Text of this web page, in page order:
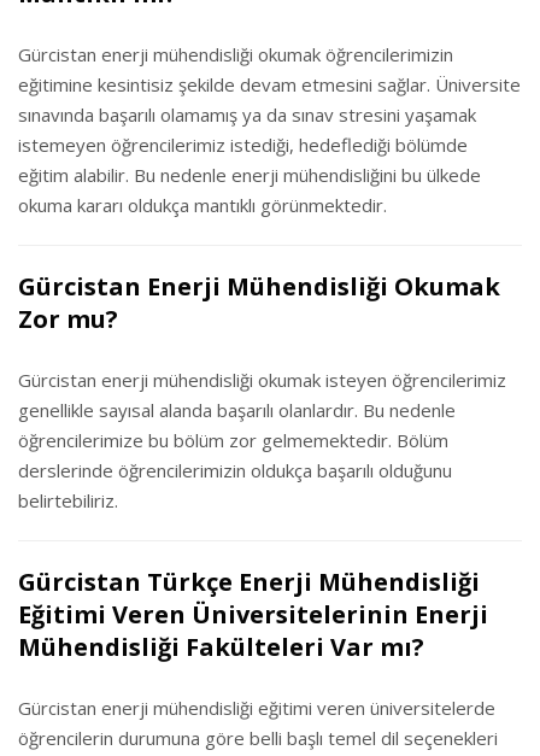
Gürcistan enerji mühendisliği okumak öğrencilerimizin
eğitimine kesintisiz şekilde devam etmesini sağlar. Üniversite
sınavında başarılı olamamış ya da sınav stresini yaşamak
istemeyen öğrencilerimiz istediği, hedeflediği bölümde
eğitim alabilir. Bu nedenle enerji mühendisliğini bu ülkede
okuma kararı oldukça mantıklı görünmektedir.
Gürcistan Enerji Mühendisliği Okumak
Zor mu?
Gürcistan enerji mühendisliği okumak isteyen öğrencilerimiz
genellikle sayısal alanda başarılı olanlardır. Bu nedenle
öğrencilerimize bu bölüm zor gelmemektedir. Bölüm
derslerinde öğrencilerimizin oldukça başarılı olduğunu
belirtebiliriz.
Gürcistan Türkçe Enerji Mühendisliği
Eğitimi Veren Üniversitelerinin Enerji
Mühendisliği Fakülteleri Var mı?
Gürcistan enerji mühendisliği eğitimi veren üniversitelerde
öğrencilerin durumuna göre belli başlı temel dil seçenekleri